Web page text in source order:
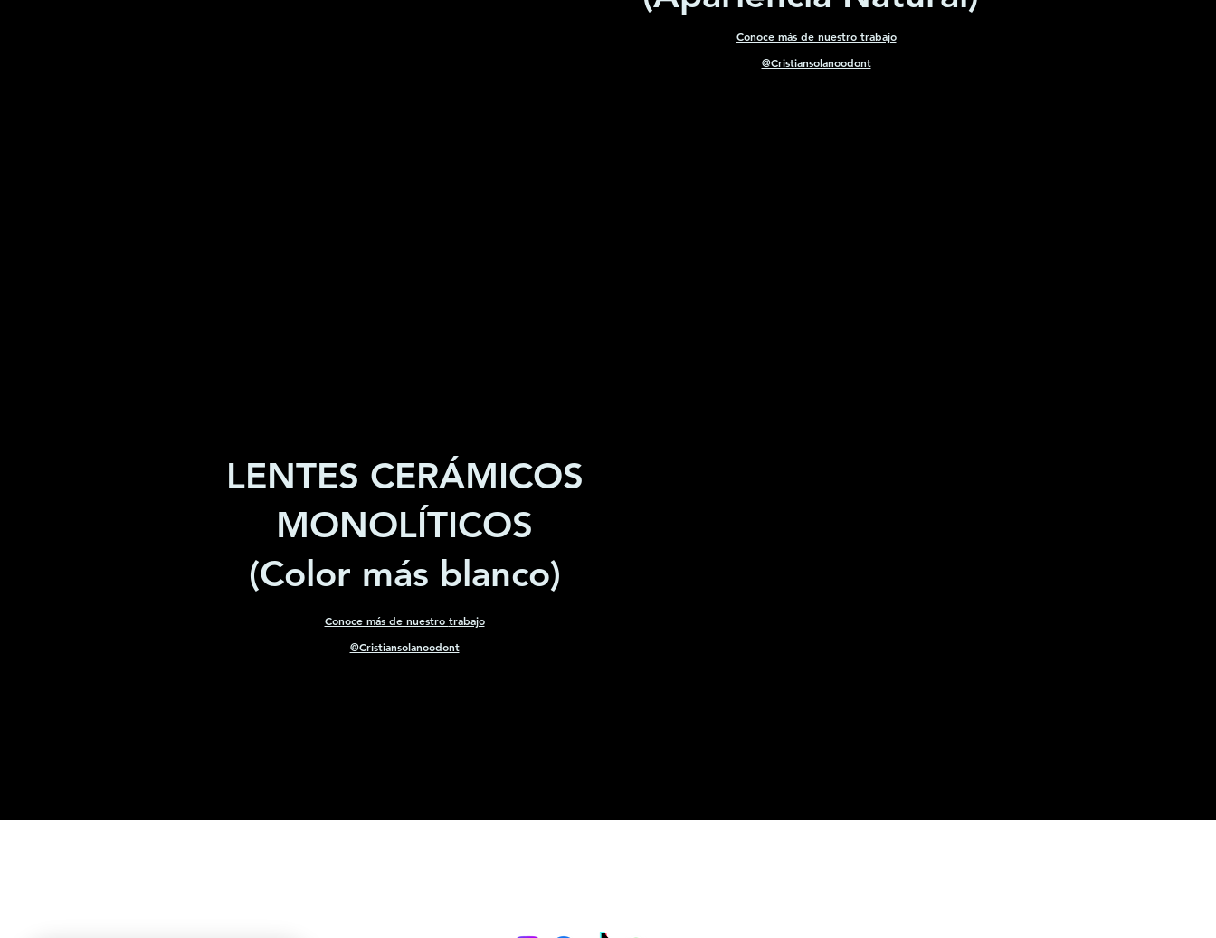
Conoce más de nuestro trabajo
@Cristiansolanoodont
LENTES CERÁMICOS
MONOLÍTICOS
(Color más blanco)
Conoce más de nuestro trabajo
@Cristiansolanoodont